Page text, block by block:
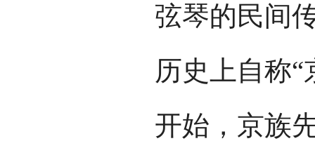
弦琴的民间
历史上自称“
开始，京族